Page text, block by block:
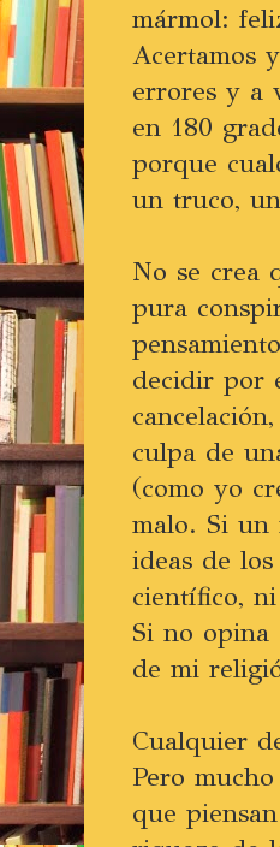
mármol:
Acertamos
errores y a
en 180
porque
un truco,
No se crea
pura
decidir por
culpa de
(como yo
malo. Si un
ideas de
científico,
Si no opina
de mi
Cualquier
Pero
que